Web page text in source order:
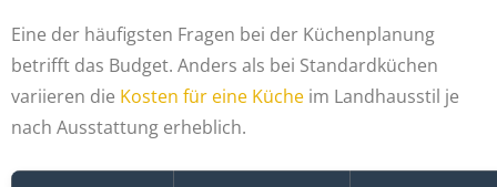
Eine der häufigsten Fragen bei der Küchenplanung
betrifft das Budget. Anders als bei Standardküchen
variieren die Kosten für eine Küche im Landhausstil je
nach Ausstattung erheblich.